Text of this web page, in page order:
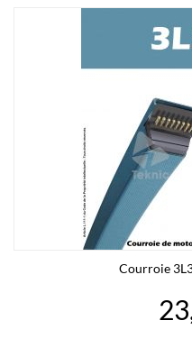
Courroie